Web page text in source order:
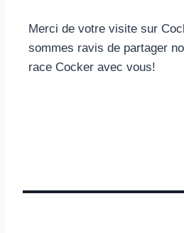
Merci de votre visite sur
sommes ravis de partager
race Cocker avec vous!